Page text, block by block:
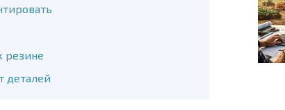
резине
деталей